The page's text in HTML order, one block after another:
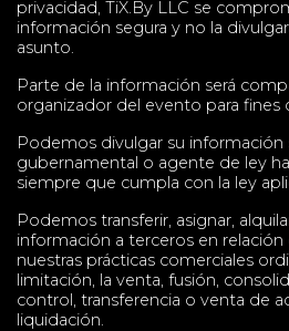
privacidad, TiX.By LLC se
información segura y no la
asunto.
Parte de la información será
organizador del evento para fines
Podemos divulgar su información
gubernamental o agente de ley
siempre que cumpla con la ley
Podemos transferir, asignar,
información a terceros en
nuestras prácticas comerciales
limitación, la venta, fusión,
control, transferencia o venta de
liquidación.